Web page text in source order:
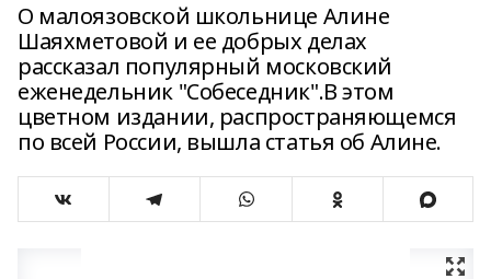
О малоязовской школьнице Алине
Шаяхметовой и ее добрых делах
рассказал популярный московский
еженедельник "Собеседник".В этом
цветном издании, распространяющемся
по всей России, вышла статья об Алине.